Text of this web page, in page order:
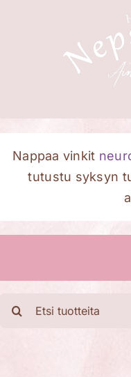
Nappaa vinkit
tutustu syksyn
Etusivu